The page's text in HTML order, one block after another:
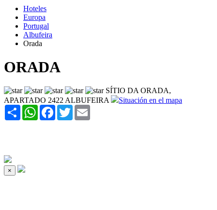
Hoteles
Europa
Portugal
Albufeira
Orada
ORADA
SÍTIO DA ORADA,
APARTADO 2422 ALBUFEIRA
Situación en el mapa
Share WhatsAppFacebook
Twitter
×